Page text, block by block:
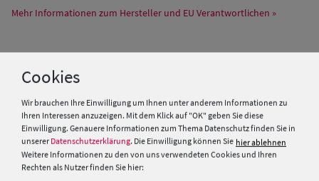
Mehr Informationen zum Hersteller und EU Verantwortlichen »
PRODUKTEMPFEHLUNGEN
SALE
Cookies
Wir brauchen Ihre Einwilligung um Ihnen unter anderem Informationen zu
Ihren Interessen anzuzeigen. Mit dem Klick auf "OK" geben Sie diese
Einwilligung. Genauere Informationen zum Thema Datenschutz finden Sie in
unserer Datenschutzerklärung. Die Einwilligung können Sie hier ablehnen
Weitere Informationen zu den von uns verwendeten Cookies und Ihren
Rechten als Nutzer finden Sie hier: